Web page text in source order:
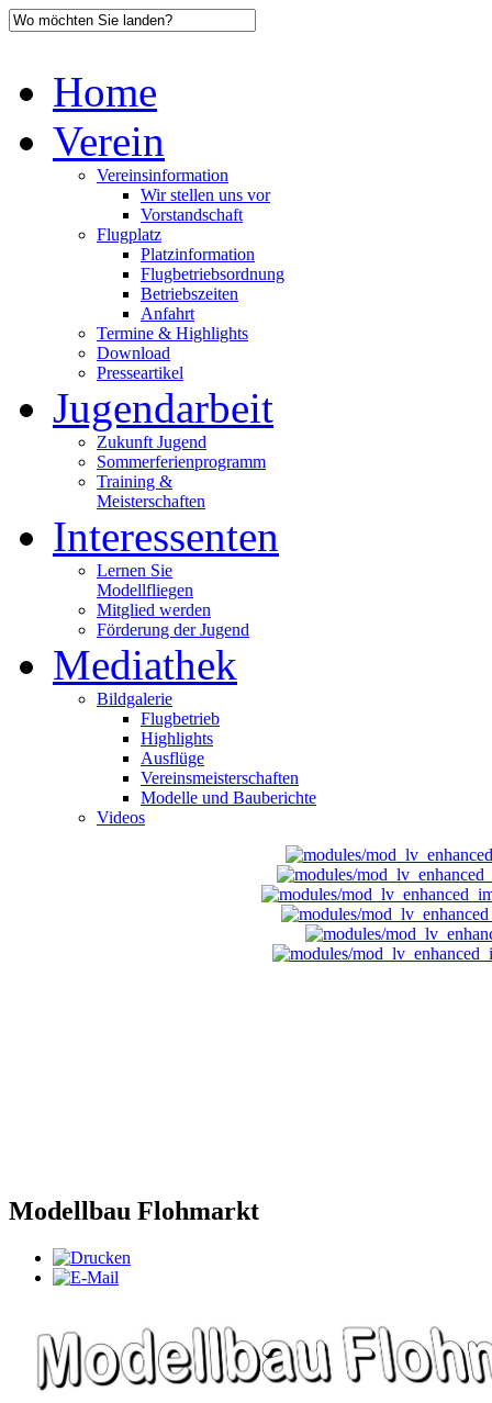
Home
Verein
Vereinsinformation
Wir stellen uns vor
Vorstandschaft
Flugplatz
Platzinformation
Flugbetriebsordnung
Betriebszeiten
Anfahrt
Termine & Highlights
Download
Presseartikel
Jugendarbeit
Zukunft Jugend
Sommerferienprogramm
Training &
Meisterschaften
Interessenten
Lernen Sie
Modellfliegen
Mitglied werden
Förderung der Jugend
Mediathek
Bildgalerie
Flugbetrieb
Highlights
Ausflüge
Vereinsmeisterschaften
Modelle und Bauberichte
Videos
Modellbau Flohmarkt